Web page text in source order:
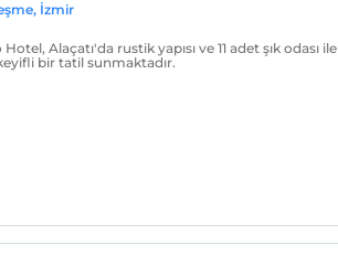
İzmir
Alaçatı'da rustik yapısı ve 11 adet şık odası ile
bir tatil sunmaktadır.